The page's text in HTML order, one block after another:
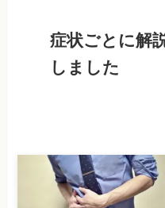
症状ごとに解
しました